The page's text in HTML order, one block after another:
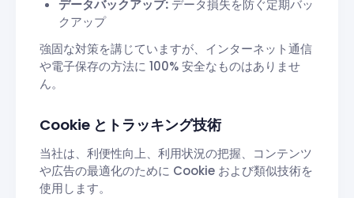
データバックアップ: データ損失を防ぐ定期バッ
クアップ
強固な対策を講じていますが、インターネット通信
や電子保存の方法に 100% 安全なものはありませ
ん。
Cookie とトラッキング技術
当社は、利便性向上、利用状況の把握、コンテンツ
や広告の最適化のために Cookie および類似技術を
使用します。